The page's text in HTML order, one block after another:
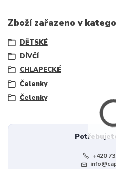
Zboží zařazeno v
DĚTSKÉ
DÍVČÍ
CHLAPECKÉ
Čelenky
Čelenky
+420